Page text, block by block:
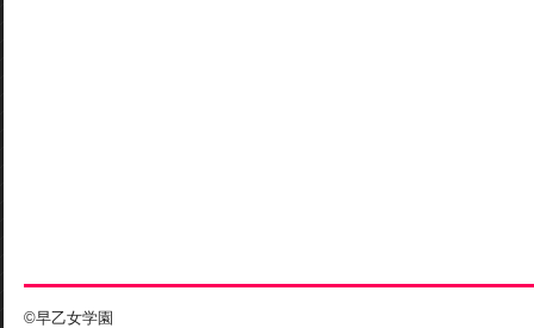
©早乙女学園